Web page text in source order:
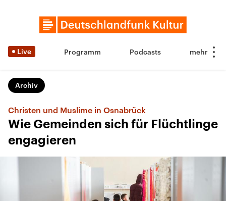
Live Programm Podcasts
Archiv
Christen und Muslime in Osnabrück
Wie Gemeinden sich für Flüchtlinge
engagieren